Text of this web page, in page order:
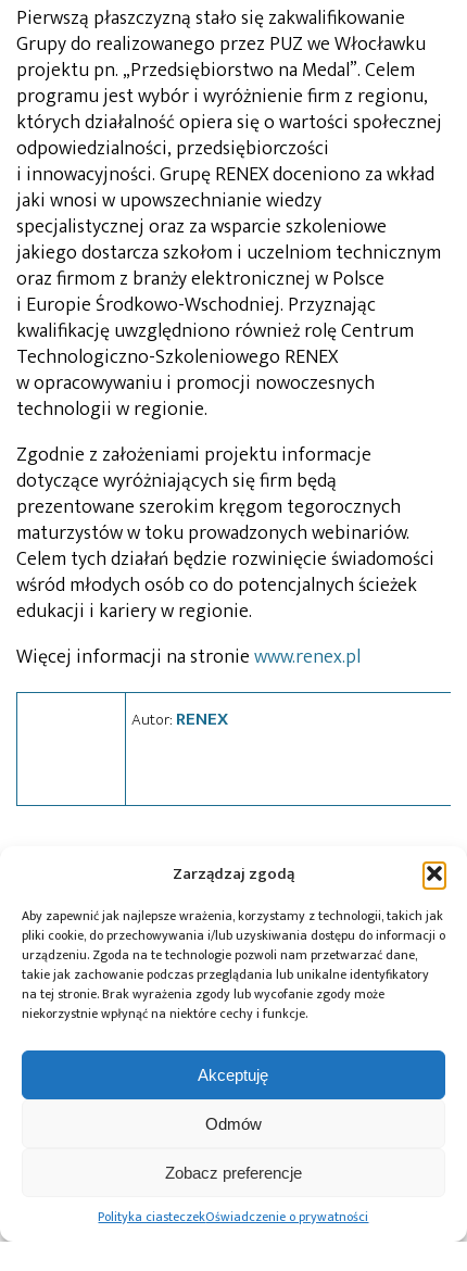
Zarządzaj zgodą
Aby zapewnić jak najlepsze wrażenia, korzystamy z technologii, takich jak
pliki cookie, do przechowywania i/lub uzyskiwania dostępu do informacji o
urządzeniu. Zgoda na te technologie pozwoli nam przetwarzać dane,
takie jak zachowanie podczas przeglądania lub unikalne identyfikatory
na tej stronie. Brak wyrażenia zgody lub wycofanie zgody może
niekorzystnie wpłynąć na niektóre cechy i funkcje.
Akceptuję
Odmów
Zobacz preferencje
Polityka ciasteczekOświadczenie o prywatności
Pierwszą płaszczyzną stało się zakwalifikowanie
Grupy do realizowanego przez PUZ we Włocławku
projektu pn. „Przedsiębiorstwo na Medal”. Celem
programu jest wybór i wyróżnienie firm z regionu,
których działalność opiera się o wartości społecznej
odpowiedzialności, przedsiębiorczości
i innowacyjności. Grupę RENEX doceniono za wkład
jaki wnosi w upowszechnianie wiedzy
specjalistycznej oraz za wsparcie szkoleniowe
jakiego dostarcza szkołom i uczelniom technicznym
oraz firmom z branży elektronicznej w Polsce
i Europie Środkowo-Wschodniej. Przyznając
kwalifikację uwzględniono również rolę Centrum
Technologiczno-Szkoleniowego RENEX
w opracowywaniu i promocji nowoczesnych
technologii w regionie.
Zgodnie z założeniami projektu informacje
dotyczące wyróżniających się firm będą
prezentowane szerokim kręgom tegorocznych
maturzystów w toku prowadzonych webinariów.
Celem tych działań będzie rozwinięcie świadomości
wśród młodych osób co do potencjalnych ścieżek
edukacji i kariery w regionie.
Więcej informacji na stroniewww.renex.pl
Autor: RENEX
Przeczytaj również:
Polska – jubileusz
Global Electronics
Association
opublikowało
dotyczącą
elektronicznych
prezentują
PCIe® Gen 6 dla AI
danych